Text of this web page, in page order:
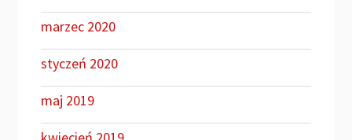
marzec 2020
styczeń 2020
maj 2019